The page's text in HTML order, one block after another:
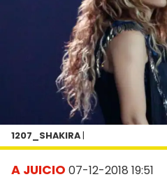
A JUICIO 07-12-2018 19:51
1207_SHAKIRA |